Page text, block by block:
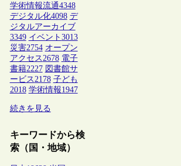
学術情報流通4348
デジタル化4098 デ
ジタルアーカイブ
3349 イベント 3013
災害2754 オープン
アクセス 2678 電子
書籍2227 図書館サ
ービス 2178 子ども
2018 学術情報1947
続きを見る
キーワードから検
索（国・地域）